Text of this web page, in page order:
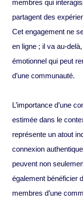
membres qui
partagent des
Cet engagement ne
en ligne ; il va au-
émotionnel qui peut
d’une communauté.
L’importance d’une
estimée dans le
représente un atout
connexion
peuvent non
également bénéficier
membres d’une